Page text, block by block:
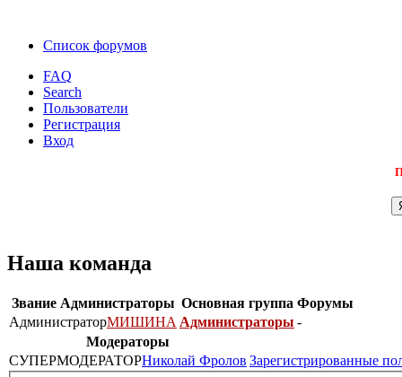
Список форумов
FAQ
Search
Пользователи
Регистрация
Вход
Наша команда
Звание Администраторы Основная группа Форумы
АдминистраторМИШИНА Администраторы -
Модераторы
СУПЕРМОДЕРАТОРНиколай Фролов Зарегистрированные